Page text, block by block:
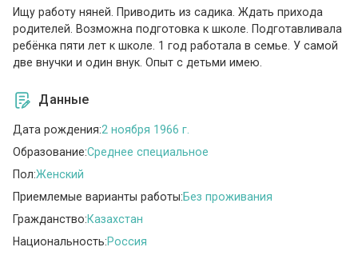
Ищу работу няней. Приводить из садика. Ждать прихода
родителей. Возможна подготовка к школе. Подготавливала
ребёнка пяти лет к школе. 1 год работала в семье. У самой
две внучки и один внук. Опыт с детьми имею.
Данные
Дата рождения:2 ноября 1966 г.
Образование:Среднее специальное
Пол:Женский
Приемлемые варианты работы:Без проживания
Гражданство:Казахстан
Национальность:Россия